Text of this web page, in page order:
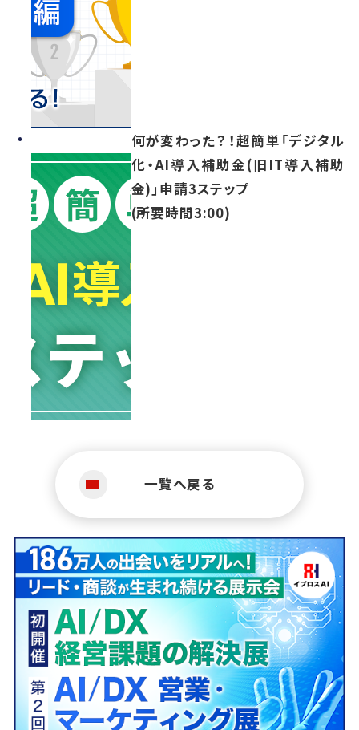
何が変わった？！超簡単「デジタル
化・AI導入補助金(旧IT導入補助
金)」申請3ステップ
(所要時間3:00)
一覧へ戻る